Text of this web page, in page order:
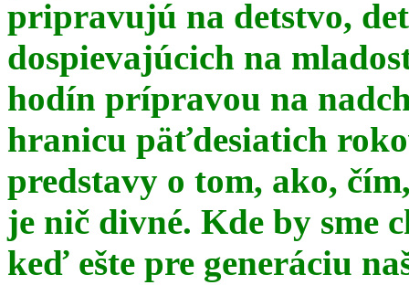
pripravujú na detstvo,
dospievajúcich na
hodín prípravou na
hranicu päťdesiatich
predstavy o tom, ako,
je nič divné. Kde by sme
keď ešte pre generáciu